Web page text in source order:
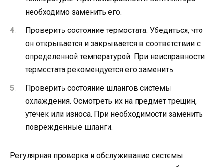
необходимо заменить его.
Проверить состояние термостата. Убедиться, что
он открывается и закрывается в соответствии с
определенной температурой. При неисправности
термостата рекомендуется его заменить.
Проверить состояние шлангов системы
охлаждения. Осмотреть их на предмет трещин,
утечек или износа. При необходимости заменить
поврежденные шланги.
Регулярная проверка и обслуживание системы